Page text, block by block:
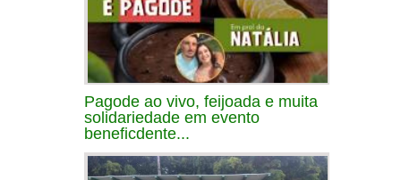
Pagode ao vivo, feijoada e muita
solidariedade em evento
beneficdente...